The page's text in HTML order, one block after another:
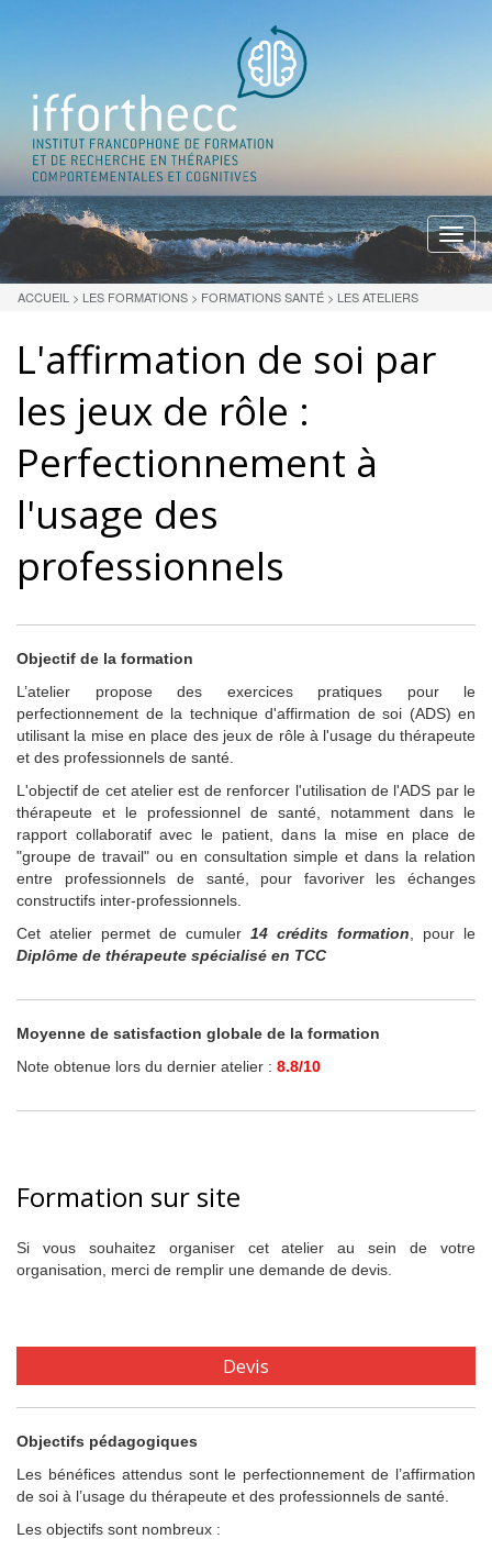
Menu
ACCUEIL > LES FORMATIONS > FORMATIONS SANTÉ > LES ATELIERS
L'affirmation de soi par
les jeux de rôle :
Perfectionnement à
l'usage des
professionnels
Objectif de la formation
L’atelier propose des exercices pratiques pour le
perfectionnement de la technique d'affirmation de soi (ADS) en
utilisant la mise en place des jeux de rôle à l'usage du thérapeute
et des professionnels de santé.
L'objectif de cet atelier est de renforcer l'utilisation de l'ADS par le
thérapeute et le professionnel de santé, notamment dans le
rapport collaboratif avec le patient, dans la mise en place de
"groupe de travail" ou en consultation simple et dans la relation
entre professionnels de santé, pour favoriver les échanges
constructifs inter-professionnels.
Cet atelier permet de cumuler 14 crédits formation , pour le
Diplôme de thérapeute spécialisé en TCC
Moyenne de satisfaction globale de la formation
Note obtenue lors du dernier atelier : 8.8/10
Formation sur site
Si vous souhaitez organiser cet atelier au sein de votre
organisation, merci de remplir une demande de devis.
Devis
Objectifs pédagogiques
Les bénéfices attendus sont le perfectionnement de l’affirmation
de soi à l’usage du thérapeute et des professionnels de santé.
Les objectifs sont nombreux :